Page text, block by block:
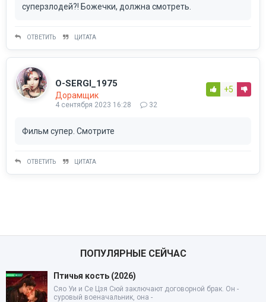
суперзлодей?! Божечки, должна смотреть.
ОТВЕТИТЬ ЦИТАТА
O-SERGI_1975
Дорамщик
4 сентября 2023 16:28 32
+5
Фильм супер. Смотрите
ОТВЕТИТЬ ЦИТАТА
ПОПУЛЯРНЫЕ СЕЙЧАС
Птичья кость (2026)
Сяо Уи и Се Цзя Сюй заключают договорной брак. Он -
суровый военачальник, она -